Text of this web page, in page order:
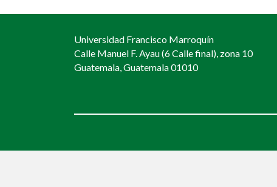
Universidad Francisco Marroquín
Calle Manuel F. Ayau (6 Calle final), zona 10
Guatemala, Guatemala 01010